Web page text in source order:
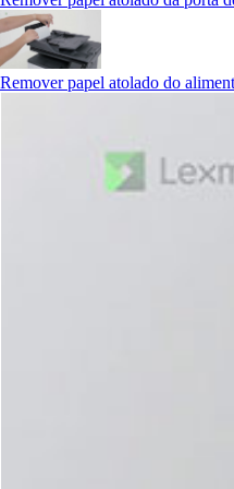
Remover papel atolado do